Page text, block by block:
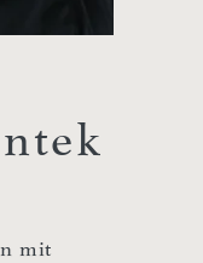
mit